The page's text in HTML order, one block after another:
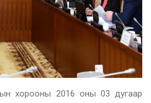
хорооны 2016 оны 03 дугаар